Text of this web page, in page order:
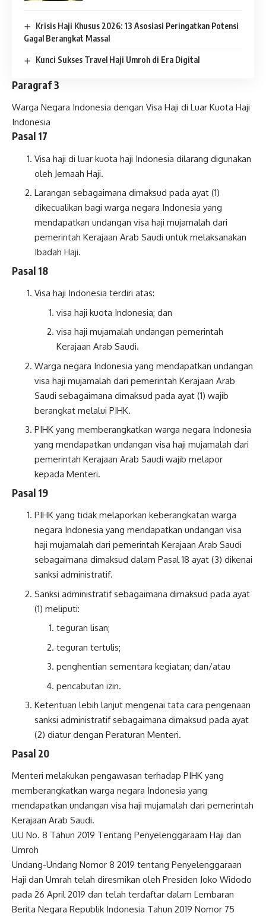
Krisis Haji Khusus 2026: 13 Asosiasi Peringatkan Potensi
Gagal Berangkat Massal
Kunci Sukses Travel Haji Umroh di Era Digital
Paragraf 3
Warga Negara Indonesia dengan Visa Haji di Luar Kuota Haji
Indonesia
Pasal 17
Visa haji di luar kuota haji Indonesia dilarang digunakan
oleh Jemaah Haji.
Larangan sebagaimana dimaksud pada ayat (1)
dikecualikan bagi warga negara Indonesia yang
mendapatkan undangan visa haji mujamalah dari
pemerintah Kerajaan Arab Saudi untuk melaksanakan
Ibadah Haji.
Pasal 18
Visa haji Indonesia terdiri atas:
visa haji kuota Indonesia; dan
visa haji mujamalah undangan pemerintah
Kerajaan Arab Saudi.
Warga negara Indonesia yang mendapatkan undangan
visa haji mujamalah dari pemerintah Kerajaan Arab
Saudi sebagaimana dimaksud pada ayat (1) wajib
berangkat melalui PIHK.
PIHK yang memberangkatkan warga negara Indonesia
yang mendapatkan undangan visa haji mujamalah dari
pemerintah Kerajaan Arab Saudi wajib melapor
kepada Menteri.
Pasal 19
PIHK yang tidak melaporkan keberangkatan warga
negara Indonesia yang mendapatkan undangan visa
haji mujamalah dari pemerintah Kerajaan Arab Saudi
sebagaimana dimaksud dalam Pasal 18 ayat (3) dikenai
sanksi administratif.
Sanksi administratif sebagaimana dimaksud pada ayat
(1) meliputi:
teguran lisan;
teguran tertulis;
penghentian sementara kegiatan; dan/atau
pencabutan izin.
Ketentuan lebih lanjut mengenai tata cara pengenaan
sanksi administratif sebagaimana dimaksud pada ayat
(2) diatur dengan Peraturan Menteri.
Pasal 20
Menteri melakukan pengawasan terhadap PIHK yang
memberangkatkan warga negara Indonesia yang
mendapatkan undangan visa haji mujamalah dari pemerintah
Kerajaan Arab Saudi.
UU No. 8 Tahun 2019 Tentang Penyelenggaraam Haji dan
Umroh
Undang-Undang Nomor 8 2019 tentang Penyelenggaraan
Haji dan Umrah telah diresmikan oleh Presiden Joko Widodo
pada 26 April 2019 dan telah terdaftar dalam Lembaran
Berita Negara Republik Indonesia Tahun 2019 Nomor 75